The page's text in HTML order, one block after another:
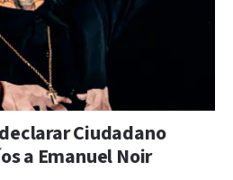
Ciudadano
a Emanuel Noir